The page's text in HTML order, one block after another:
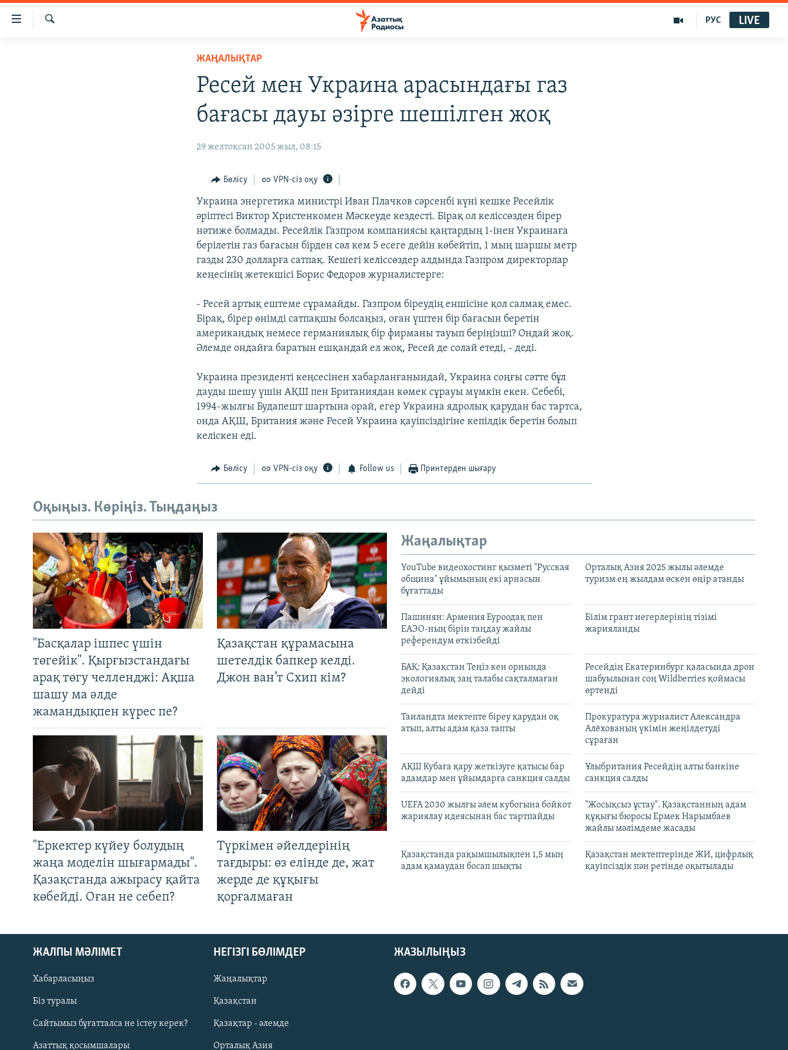
Accessibility
Русский
РУС LIVE
ЖАҢАЛЫҚТАР
Ресей мен Украина арасындағы газ
бағасы дауы әзірге шешілген жоқ
29 желтоқсан 2005 жыл, 08:15
Бөлісу VPN-сіз оқу
Украина энергетика министрі Иван Плачков сәрсенбі күні кешке Ресейлік
әріптесі Виктор Христенкомен Мәскеуде кездесті. Бірақ ол келіссөзден бірер
нәтиже болмады. Ресейлік Газпром компаниясы қаңтардың 1-інен Украинаға
берілетін газ бағасын бірден сәл кем 5 есеге дейін көбейтіп, 1 мың шаршы метр
газды 230 долларға сатпақ. Кешегі келіссөздер алдында Газпром директорлар
кеңесінің жетекшісі Борис Федоров журналистерге:
- Ресей артық ештеме сұрамайды. Газпром біреудің еншісіне қол салмақ емес.
Бірақ, бірер өнімді сатпақшы болсаңыз, оған үштен бір бағасын беретін
американдық немесе германиялық бір фирманы тауып беріңізші? Ондай жоқ.
Әлемде ондайға баратын ешқандай ел жоқ, Ресей де солай етеді, - деді.
Украина президенті кеңсесінен хабарланғанындай, Украина соңғы сәтте бұл
дауды шешу үшін АҚШ пен Британиядан көмек сұрауы мүмкін екен. Себебі,
1994-жылғы Будапешт шартына орай, егер Украина ядролық қарудан бас тартса,
онда АҚШ, Британия және Ресей Украина қауіпсіздігіне кепілдік беретін болып
келіскен еді.
Бөлісу VPN-сіз оқу Follow us Принтерден шығару
Оқыңыз. Көріңіз. Тыңдаңыз
"Басқалар ішпес үшін
төгейік". Қырғызстандағы
арақ төгу челленджі: Ақша
шашу ма әлде
жамандықпен күрес пе?
Қазақстан құрамасына
шетелдік бапкер келді.
Джон ван’т Схип кім?
"Еркектер күйеу болудың
жаңа моделін шығармады".
Қазақстанда ажырасу қайта
көбейді. Оған не себеп?
Түркімен әйелдерінің
тағдыры: өз елінде де, жат
жерде де құқығы
қорғалмаған
Жаңалықтар
YouTube видеохостинг қызметі "Русская
община" ұйымының екі арнасын
бұғаттады
Орталық Азия 2025 жылы әлемде
туризм ең жылдам өскен өңір атанды
Пашинян: Армения Еуроодақ пен
ЕАЭО-ның бірін таңдау жайлы
референдум өткізбейді
Білім грант иегерлерінің тізімі
жарияланды
БАҚ: Қазақстан Теңіз кен орнында
экологиялық заң талабы сақталмаған
дейді
Ресейдің Екатеринбург қаласында дрон
шабуылынан соң Wildberries қоймасы
өртенді
Таиландта мектепте біреу қарудан оқ
атып, алты адам қаза тапты
Прокуратура журналист Александра
Алёхованың үкімін жеңілдетуді
сұраған
АҚШ Кубаға қару жеткізуге қатысы бар
адамдар мен ұйымдарға санкция салды
Ұлыбритания Ресейдің алты банкіне
санкция салды
UEFA 2030 жылғы әлем кубогына бойкот
жариялау идеясынан бас тартпайды
"Жосықсыз ұстау". Қазақстанның адам
құқығы бюросы Ермек Нарымбаев
жайлы мәлімдеме жасады
Қазақстанда рақымшылықпен 1,5 мың
адам қамаудан босап шықты
Қазақстан мектептерінде ЖИ, цифрлық
қауіпсіздік пән ретінде оқытылады
ЖАЗЫЛЫҢЫЗ
ЖАЛПЫ МӘЛІМЕТ
Хабарласыңыз
Біз туралы
Сайтымыз бұғатталса не істеу керек?
Азаттық қосымшалары
НЕГІЗГІ БӨЛІМДЕР
Жаңалықтар
Қазақстан
Қазақтар - әлемде
Орталық Азия